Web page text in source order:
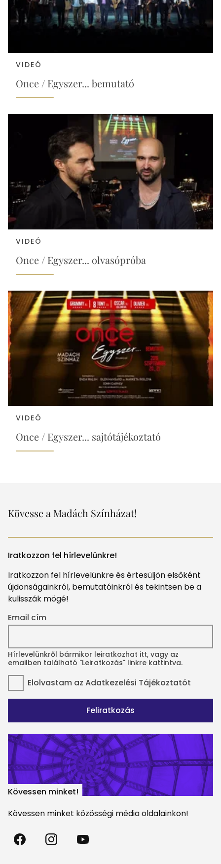
VIDEÓ
Once / Egyszer... bemutató
VIDEÓ
Once / Egyszer... olvasópróba
VIDEÓ
Once / Egyszer... sajtótájékoztató
Kövesse a Madách Színházat!
Iratkozzon fel hírlevelünkre!
Iratkozzon fel hírlevelünkre és értesüljön elsőként
újdonságainkról, bemutatóinkról és tekintsen be a
kulisszák mögé!
Email cím
Hírlevelünkről bármikor leiratkozhat itt, vagy az
emailben található "Leiratkozás" linkre kattintva.
Elolvastam az Adatkezelési Tájékoztatót
Feliratkozás
Kövessen minket!
Kövessen minket közösségi média oldalainkon!
Madách
Színház
Madách
Színház
Madách
Színház